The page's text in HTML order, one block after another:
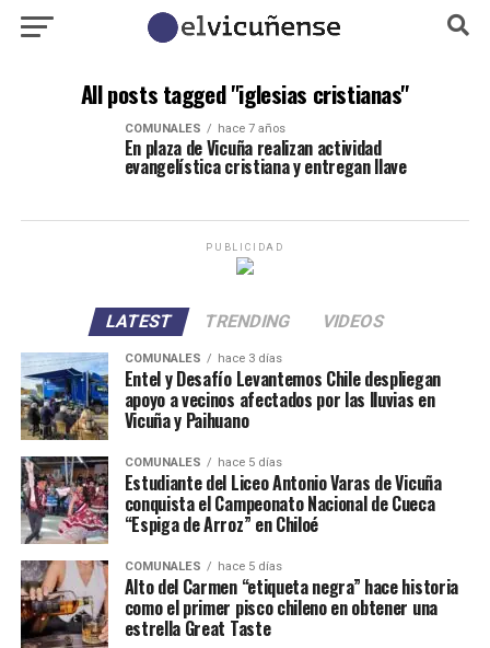
All posts tagged "iglesias cristianas"
COMUNALES hace 7 años
En plaza de Vicuña realizan actividad
evangelística cristiana y entregan llave
PUBLICIDAD
LATEST TRENDING VIDEOS
COMUNALES hace 3 días
Entel y Desafío Levantemos Chile despliegan
apoyo a vecinos afectados por las lluvias en
Vicuña y Paihuano
COMUNALES hace 5 días
Estudiante del Liceo Antonio Varas de Vicuña
conquista el Campeonato Nacional de Cueca
“Espiga de Arroz” en Chiloé
COMUNALES hace 5 días
Alto del Carmen “etiqueta negra” hace historia
como el primer pisco chileno en obtener una
estrella Great Taste